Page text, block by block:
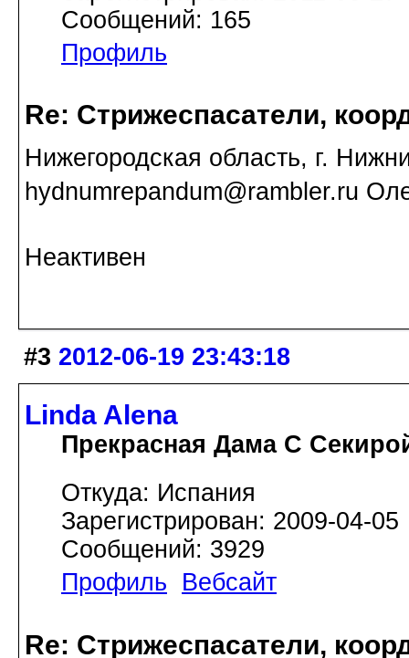
Сообщений: 165
Профиль
Re: Стрижеспасатели,
Нижегородская область, г.
hydnumrepandum@rambler.ru
Неактивен
#3 2012-06-19 23:43:18
Linda Alena
Прекрасная Дама С
Откуда: Испания
Зарегистрирован: 2009-04-05
Сообщений: 3929
Профиль
Вебсайт
Re: Стрижеспасатели,